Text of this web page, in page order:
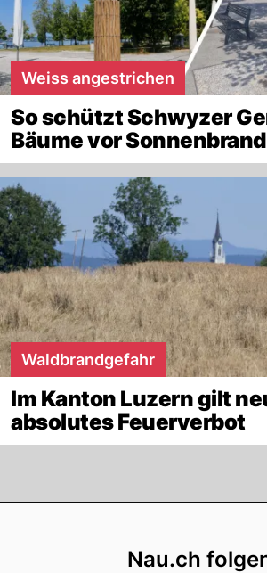
Weiss angestrichen
So schützt Schwyzer
Bäume vor Sonnenbrand
Waldbrandgefahr
Im Kanton Luzern gilt
absolutes Feuerverbot
Nau.ch